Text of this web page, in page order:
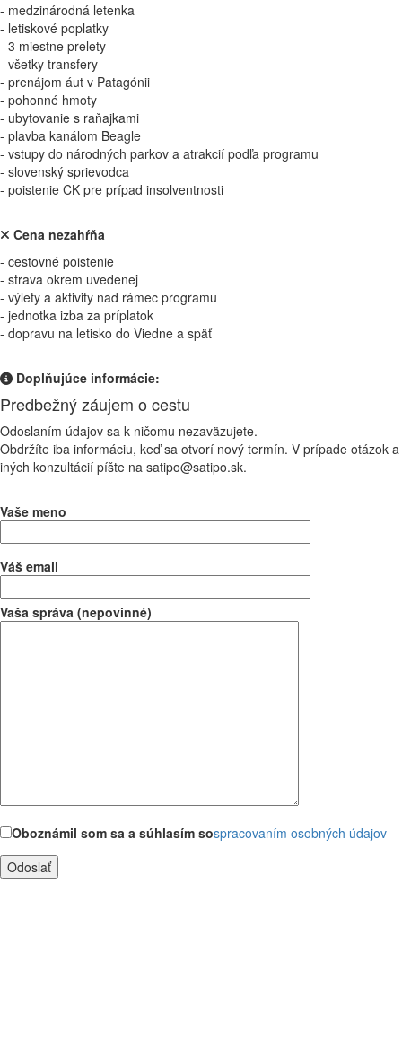
- medzinárodná letenka
- letiskové poplatky
- 3 miestne prelety
- všetky transfery
- prenájom áut v Patagónii
- pohonné hmoty
- ubytovanie s raňajkami
- plavba kanálom Beagle
- vstupy do národných parkov a atrakcií podľa programu
- slovenský sprievodca
- poistenie CK pre prípad insolventnosti
Cena nezahŕňa
- cestovné poistenie
- strava okrem uvedenej
- výlety a aktivity nad rámec programu
- jednotka izba za príplatok
- dopravu na letisko do Viedne a späť
Doplňujúce informácie:
Predbežný záujem o cestu
Odoslaním údajov sa k ničomu nezaväzujete.
Obdržíte iba informáciu, keď sa otvorí nový termín. V prípade otázok a
iných konzultácií píšte na satipo@satipo.sk.
Vaše meno
Váš email
Vaša správa (nepovinné)
Oboznámil som sa a súhlasím sospracovaním osobných údajov